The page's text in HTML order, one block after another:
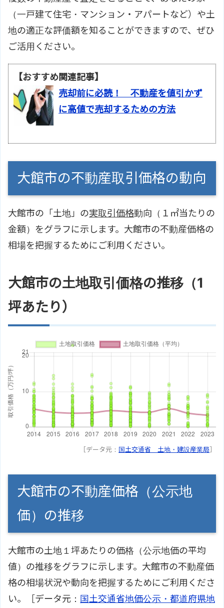
（一戸建て住宅・マンション・アパートなど）や土
地の適正な評価額を知ることができますので、ぜひ
ご活用ください。
【おすすめ関連記事】
売却前に必読！ 不動産を値引かず
に高値で売却するための方法
大館市の不動産取引価格の動向
大館市の「土地」の実取引価格動向（１㎡当たりの
金額）をグラフに示します。大館市の不動産価格の
相場を把握するためにご利用ください。
大館市の土地取引価格の推移（1
坪あたり）
［データ元： 国土交通省 土地・建設産業局］
大館市の不動産価格（公示地
価）の推移
大館市の土地１坪あたりの価格（公示地価の平均
値）の推移をグラフに示します。大館市の不動産価
格の相場状況や動向を把握するためにご利用くださ
い。［データ元： 国土交通省地価公示・都道府県地